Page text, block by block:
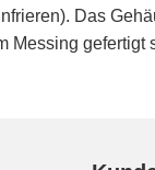
Das
Messing gefertigt